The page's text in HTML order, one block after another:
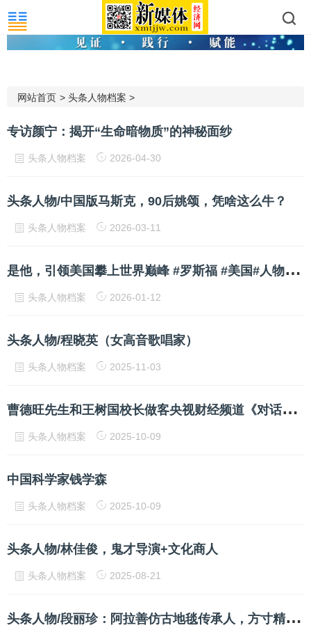
网站首页 > 头条人物档案 >
专访颜宁：揭开“生命暗物质”的神秘面纱
头条人物档案 2026-04-30
头条人物/中国版马斯克，90后姚颂，凭啥这么牛？
头条人物档案 2026-03-11
是
他，引领美国攀上世界巅峰 #罗斯福 #美国#人物故事
头条人物档案 2026-01-12
头条人物/程晓英（女高音歌唱家）
头条人物档案 2025-11-03
曹
德旺先生和王树国校长做客央视财经频道《对话》栏目：我的大学
头条人物档案 2025-10-09
中国科学家钱学森
头条人物档案 2025-10-09
头条人物/林佳俊，鬼才导演+文化商人
头条人物档案 2025-08-21
头
条人物/段丽珍：阿拉善仿古地毯传承人，方寸精华独具匠心